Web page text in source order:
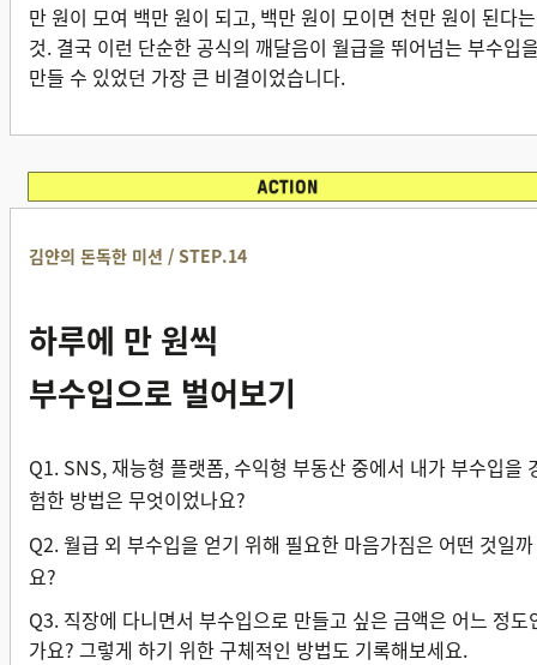
만 원이 모여 백만 원이 되고, 백만 원이 모이면 천만 원이 된다는
것. 결국 이런 단순한 공식의 깨달음이 월급을 뛰어넘는 부수입
만들 수 있었던 가장 큰 비결이었습니다.
김얀의 돈독한 미션 / STEP.14
하루에 만 원씩
부수입으로 벌어보기
Q1. SNS, 재능형 플랫폼, 수익형 부동산 중에서 내가 부수입을
험한 방법은 무엇이었나요?
Q2. 월급 외 부수입을 얻기 위해 필요한 마음가짐은 어떤 것일까
요?
Q3. 직장에 다니면서 부수입으로 만들고 싶은 금액은 어느 정도
가요? 그렇게 하기 위한 구체적인 방법도 기록해보세요.